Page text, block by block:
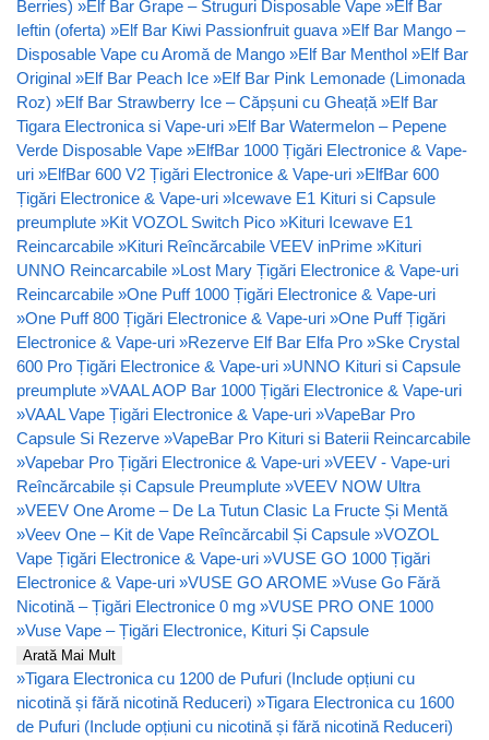
Berries) »Elf Bar Grape – Struguri Disposable Vape »Elf Bar
Ieftin (oferta) »Elf Bar Kiwi Passionfruit guava »Elf Bar Mango –
Disposable Vape cu Aromă de Mango »Elf Bar Menthol »Elf Bar
Original »Elf Bar Peach Ice »Elf Bar Pink Lemonade (Limonada
Roz) »Elf Bar Strawberry Ice – Căpșuni cu Gheață »Elf Bar
Tigara Electronica si Vape-uri »Elf Bar Watermelon – Pepene
Verde Disposable Vape »ElfBar 1000 Țigări Electronice & Vape-
uri »ElfBar 600 V2 Țigări Electronice & Vape-uri »ElfBar 600
Țigări Electronice & Vape-uri »Icewave E1 Kituri si Capsule
preumplute »Kit VOZOL Switch Pico »Kituri Icewave E1
Reincarcabile »Kituri Reîncărcabile VEEV inPrime »Kituri
UNNO Reincarcabile »Lost Mary Țigări Electronice & Vape-uri
Reincarcabile »One Puff 1000 Țigări Electronice & Vape-uri
»One Puff 800 Țigări Electronice & Vape-uri »One Puff Țigări
Electronice & Vape-uri »Rezerve Elf Bar Elfa Pro »Ske Crystal
600 Pro Țigări Electronice & Vape-uri »UNNO Kituri si Capsule
preumplute »VAAL AOP Bar 1000 Țigări Electronice & Vape-uri
»VAAL Vape Țigări Electronice & Vape-uri »VapeBar Pro
Capsule Si Rezerve »VapeBar Pro Kituri si Baterii Reincarcabile
»Vapebar Pro Țigări Electronice & Vape-uri »VEEV - Vape-uri
Reîncărcabile și Capsule Preumplute »VEEV NOW Ultra
»VEEV One Arome – De La Tutun Clasic La Fructe Și Mentă
»Veev One – Kit de Vape Reîncărcabil Și Capsule »VOZOL
Vape Țigări Electronice & Vape-uri »VUSE GO 1000 Țigări
Electronice & Vape-uri »VUSE GO AROME »Vuse Go Fără
Nicotină – Țigări Electronice 0 mg »VUSE PRO ONE 1000
»Vuse Vape – Țigări Electronice, Kituri Și Capsule
Arată Mai Mult
»Tigara Electronica cu 1200 de Pufuri (Include opțiuni cu
nicotină și fără nicotină Reduceri) »Tigara Electronica cu 1600
de Pufuri (Include opțiuni cu nicotină și fără nicotină Reduceri)